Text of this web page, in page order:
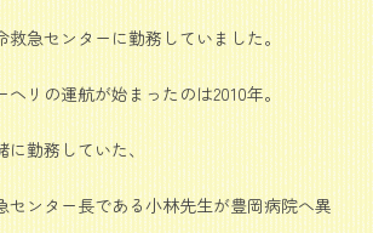
救急センターに勤務していました。
ヘリの運航が始まったのは2010年。
に勤務していた、
センター長である小林先生が豊岡病院へ異